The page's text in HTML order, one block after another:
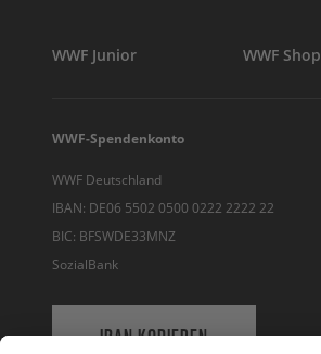
WWF Junior WWF Shop
WWF-Spendenkonto
WWF Deutschland
IBAN: DE06 5502 0500 0222 2222 22
BIC: BFSWDE33MNZ
SozialBank
IBAN KOPIEREN